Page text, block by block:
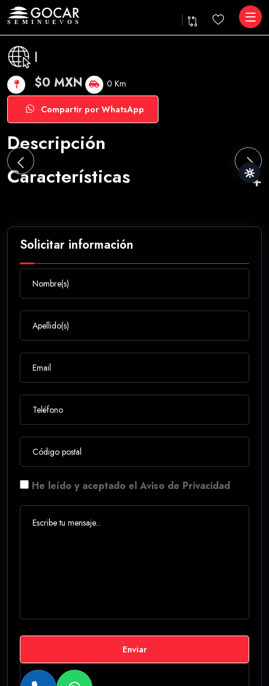
|
$0 MXN 0 Km
Compartir por WhatsApp
Descripción
Características
Solicitar información
He leído y aceptado el Aviso de Privacidad
Enviar